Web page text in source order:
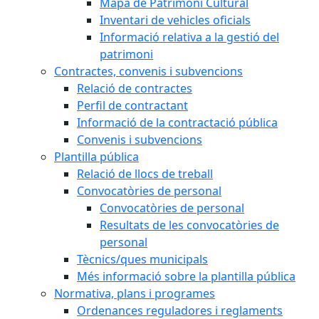
Inventari de vehicles oficials
Informació relativa a la gestió del
patrimoni
Contractes, convenis i subvencions
Relació de contractes
Perfil de contractant
Informació de la contractació pública
Convenis i subvencions
Plantilla pública
Relació de llocs de treball
Convocatòries de personal
Convocatòries de personal
Resultats de les convocatòries de
personal
Tècnics/ques municipals
Més informació sobre la plantilla pública
Normativa, plans i programes
Ordenances reguladores i reglaments